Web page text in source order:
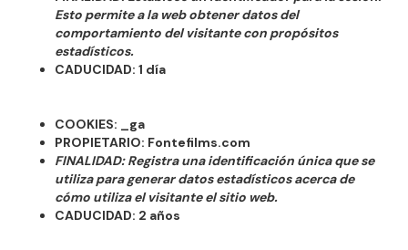
Esto permite a la web obtener datos del
comportamiento del visitante con propósitos
estadísticos.
CADUCIDAD: 1 día
COOKIES: _ga
PROPIETARIO: Fontefilms.com
FINALIDAD: Registra una identificación única que se
utiliza para generar datos estadísticos acerca de
cómo utiliza el visitante el sitio web.
CADUCIDAD: 2 años